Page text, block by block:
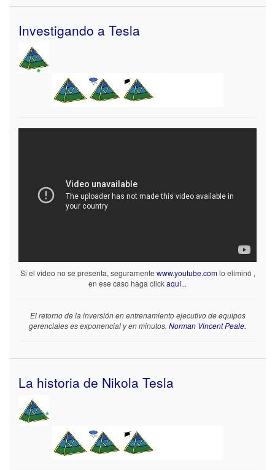
Investigando a Tesla
Si el video no se presenta, seguramente www.youtube.comlo eliminó ,
en ese caso haga clickaquí...
El retorno de la inversión en entrenamiento ejecutivo de equipos
gerenciales es exponencial y en minutos. Norman Vincent Peale.
La historia de Nikola Tesla